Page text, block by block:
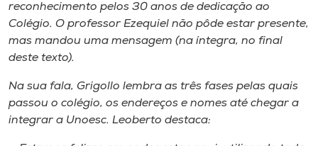
reconhecimento pelos 30 anos de dedicação ao
Colégio. O professor Ezequiel não pôde estar presente,
mas mandou uma mensagem (na íntegra, no final
deste texto).
Na sua fala, Grigollo lembra as três fases pelas quais
passou o colégio, os endereços e nomes até chegar a
integrar a Unoesc. Leoberto destaca: